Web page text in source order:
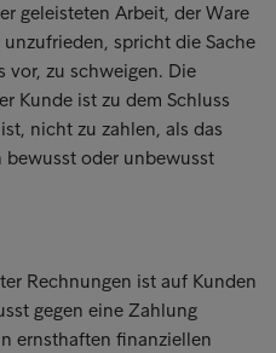
geleisteten Arbeit, der Ware
spricht die Sache
vor, zu schweigen. Die
Kunde ist zu dem Schluss
nicht zu zahlen, als das
bewusst oder unbewusst
Rechnungen ist auf Kunden
gegen eine Zahlung
ernsthaften finanziellen